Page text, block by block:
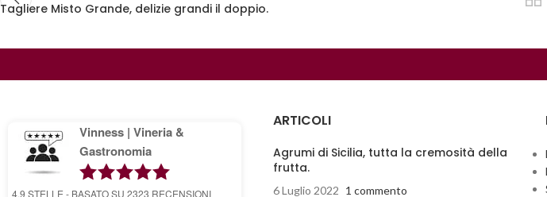
Tagliere Misto Grande, delizie grandi il doppio.
Vinness | Vineria &
Gastronomia
4.9 STELLE - BASATO SU 2323 RECENSIONI
ARTICOLI
Agrumi di Sicilia, tutta la cremosità della
frutta.
6 Luglio 2022 1 commento